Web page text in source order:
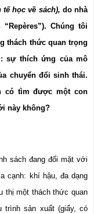
học về sách), do nhà
Chúng tôi
thách thức quan trọng
sự thích ứng của mô
chuyển đổi sinh thái.
có tìm được một con
này không?
sách đang đối mặt với
cạnh: khí hậu, đa dạng
thị một thách thức quan
trình sản xuất (giấy, có